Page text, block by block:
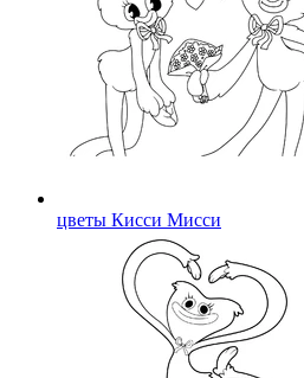
цветы Кисси Мисси